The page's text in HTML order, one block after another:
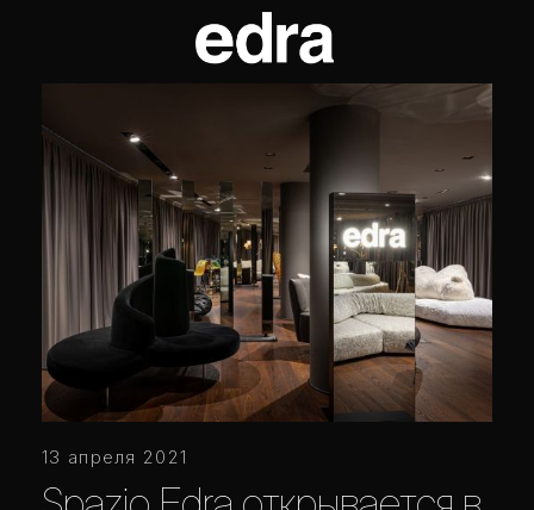
13 апреля 2021